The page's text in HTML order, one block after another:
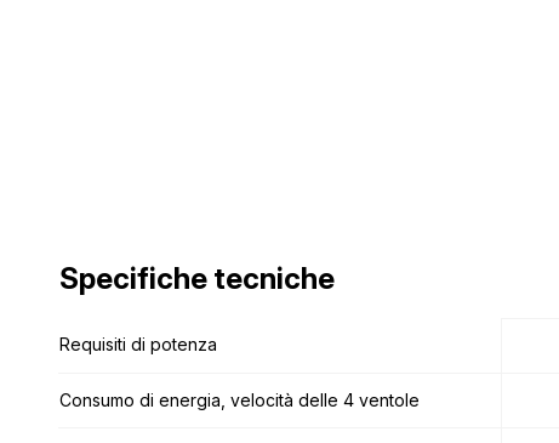
Specifiche tecniche
Requisiti di potenza
Consumo di energia, velocità delle 4 ventole
Specifiche tecniche
Requisiti di potenza
Consumo di energia, velocità delle 4 ventole